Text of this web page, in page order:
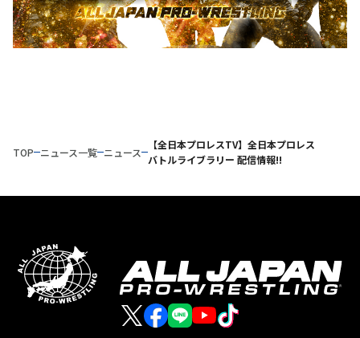
TOP ニュース一覧 ニュース
【全日本プロレスTV】全日本プロレス
バトルライブラリー 配信情報!!